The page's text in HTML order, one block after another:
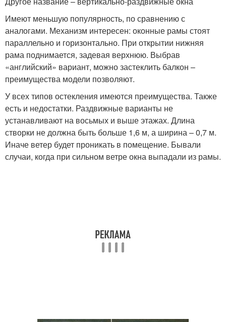
Имеют меньшую популярность, по сравнению с
аналогами. Механизм интересен: оконные рамы стоят
параллельно и горизонтально. При открытии нижняя
рама поднимается, задевая верхнюю. Выбрав
«английский» вариант, можно застеклить балкон –
преимущества модели позволяют.
У всех типов остекления имеются преимущества. Также
есть и недостатки. Раздвижные варианты не
устанавливают на восьмых и выше этажах. Длина
створки не должна быть больше 1,6 м, а ширина – 0,7 м.
Иначе ветер будет проникать в помещение. Бывали
случаи, когда при сильном ветре окна выпадали из рамы.